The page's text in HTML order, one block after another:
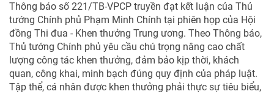
Thông báo số 221/TB-VPCP truyền đạt kết luận của Thủ
tướng Chính phủ Phạm Minh Chính tại phiên họp của Hội
đồng Thi đua - Khen thưởng Trung ương. Theo Thông báo,
Thủ tướng Chính phủ yêu cầu chú trọng nâng cao chất
lượng công tác khen thưởng, đảm bảo kịp thời, khách
quan, công khai, minh bạch đúng quy định của pháp luật.
Tập thể, cá nhân được khen thưởng phải thực sự tiêu biểu,